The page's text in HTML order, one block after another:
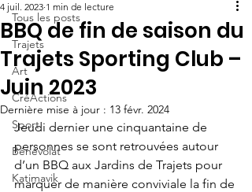
Tous les posts
Trajets
Art
CréActions
Sport
Bénévolat
Katimavik
BBQ de fin de saison du
Trajets Sporting Club –
Juin 2023
4 juil. 2023 1 min de lecture
Dernière mise à jour : 13 févr. 2024
Jeudi dernier une cinquantaine de
personnes se sont retrouvées autour
d’un BBQ aux Jardins de Trajets pour
marquer de manière conviviale la fin de